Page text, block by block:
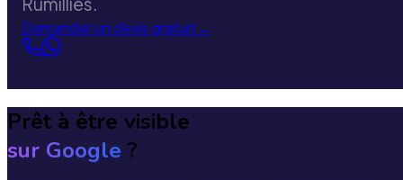
Demander un devis gratuit→
Prêt à être visible
sur Google ?